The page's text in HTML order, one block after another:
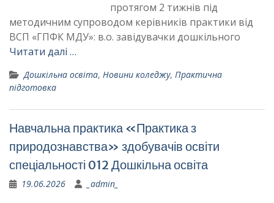
протягом 2 тижнів під
методичним супроводом керівників практики від
ВСП «ГПФК МДУ»: в.о. завідувачки дошкільного
Читати далі …
Дошкільна освіта, Новини коледжу, Практична
підготовка
Навчальна практика «Практика з
природознавства» здобувачів освіти
спеціальності 012 Дошкільна освіта
19.06.2026 _admin_